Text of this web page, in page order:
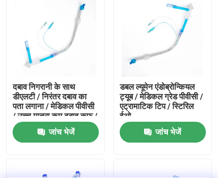
वीआर दिखाएँ
फैक्टरी यात्रा
गुणवत्ता नियंत्रण
दबाव निगरानी के साथ
डीएलटी / निरंतर दबाव का
पता लगाना / मेडिकल पीवीसी
/ उच्च मात्रा कम दबाव कफ /
सीई प्रमाणित
जांच भेजें
डबल ल्यूमेन एंडोब्रोन्कियल
ट्यूब / मेडिकल ग्रेड पीवीसी /
एट्रामाटिक टिप / स्टिरिल
ईओ
जांच भेजें